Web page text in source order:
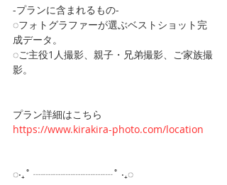
-プランに含まれるもの-
◌フォトグラファーが選ぶベストショット完
成データ。
◌ご主役1人撮影、親子・兄弟撮影、ご家族撮
影。
プラン詳細はこちら
https://www.kirakira-photo.com/location
◌‧₊˚ ┈┈┈┈┈┈┈┈˚ ‧₊◌